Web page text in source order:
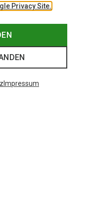
Privacy Site.
Impressum